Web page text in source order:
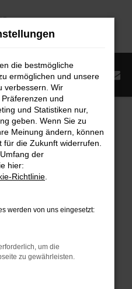
Error
aufgetreten.
die dir helfen können:
und deine
die bestmögliche
ermöglichen und unsere
verbessern. Wir
und
und Statistiken nur,
geben. Wenn Sie zu
Meinung ändern, können
die Zukunft widerrufen.
der
hier:
Richtlinie
werden von uns eingesetzt:
um die
zu gewährleisten.